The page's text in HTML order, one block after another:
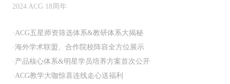
2024 ACG 18周年
·ACG五星师资筛选体系&教研体系大揭秘
·海外学术联盟、合作院校阵容全方位展示
· 产品核心体系&明星学员培养方案首次公开
·ACG教学大咖惊喜连线走心送福利